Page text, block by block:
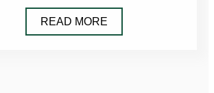
READ MORE